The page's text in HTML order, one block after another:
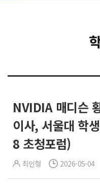
NVIDIA 매디슨
이사, 서울대 학
8 초청포럼)
최인형 2026-05-04